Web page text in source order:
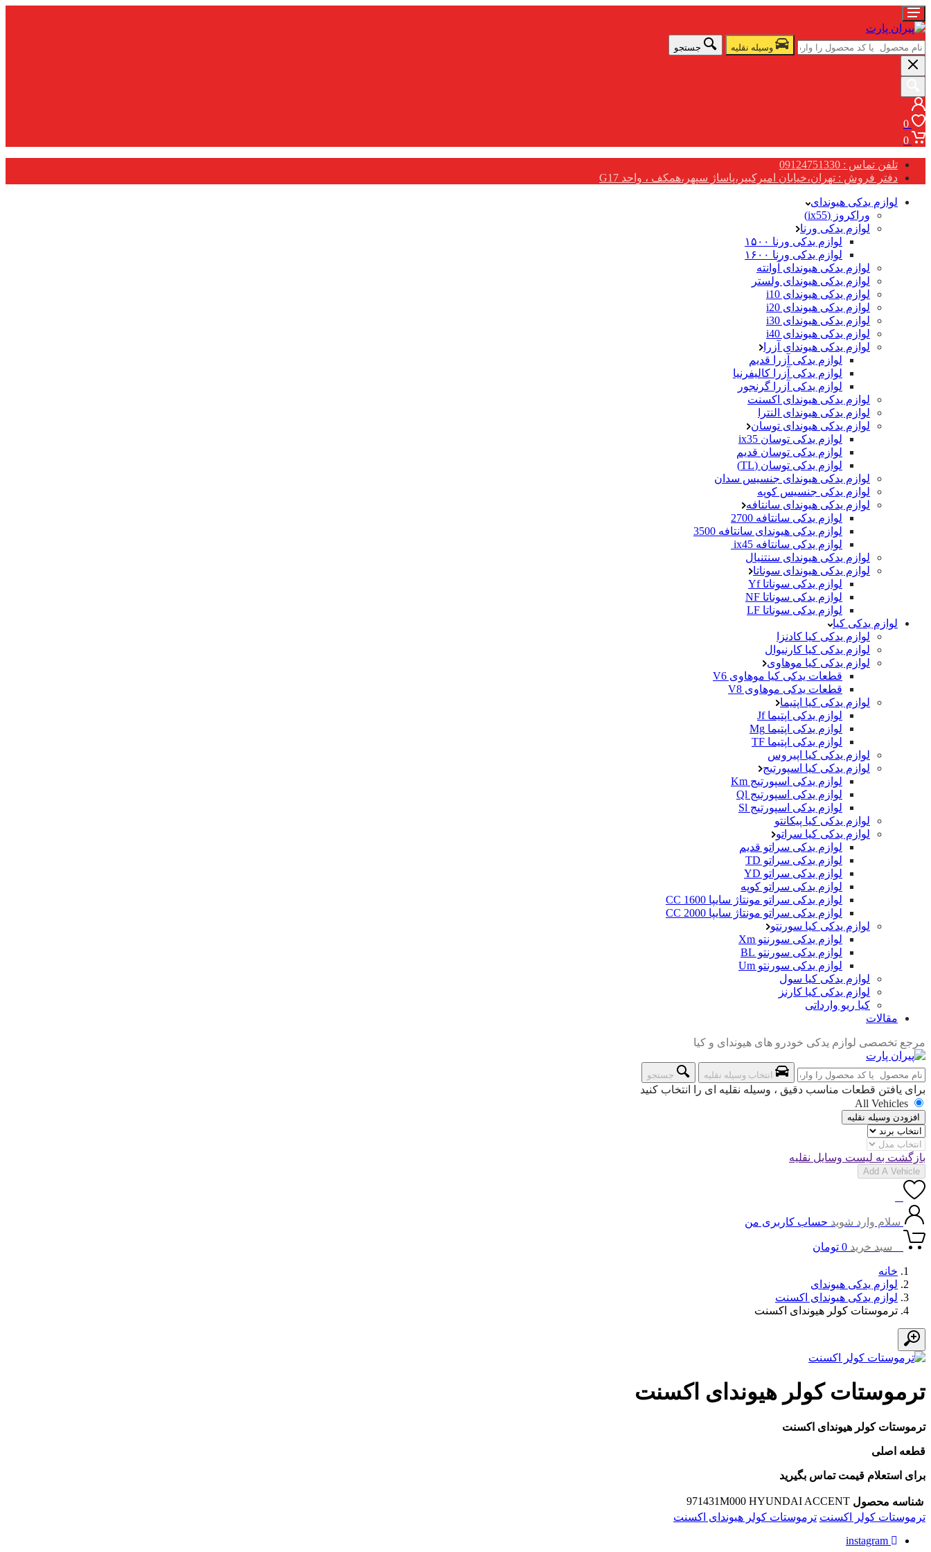
وسیله نقلیه جستجو
0
0
تلفن تماس : 09124751330
دفتر فروش : تهران،خیابان امیرکبیر،پاساژ سپهر،همکف ، واحد G17
لوازم یدکی هیوندای
وراکروز (ix55)
لوازم یدکی ورنا
لوازم یدکی ورنا ۱۵۰۰
لوازم یدکی ورنا ۱۶۰۰
لوازم یدکی هیوندای آوانته
لوازم یدکی هیوندای ولستر
لوازم یدکی هیوندای i10
لوازم یدکی هیوندای i20
لوازم یدکی هیوندای i30
لوازم یدکی هیوندای i40
لوازم یدکی هیوندای آزرا
لوازم یدکی آزرا قدیم
لوازم یدکی آزرا کالیفرنیا
لوازم یدکی آزرا گرنجور
لوازم یدکی هیوندای اکسنت
لوازم یدکی هیوندای النترا
لوازم یدکی هیوندای توسان
لوازم یدکی توسان ix35
لوازم یدکی توسان قدیم
لوازم یدکی توسان (TL)
لوازم یدکی هیوندای جنسیس سدان
لوازم یدکی جنسیس کوپه
لوازم یدکی هیوندای سانتافه
لوازم یدکی سانتافه 2700
لوازم یدکی هیوندای سانتافه 3500
لوازم یدکی سانتافه ix45
لوازم یدکی هیوندای سنتنیال
لوازم یدکی هیوندای سوناتا
لوازم یدکی سوناتا Yf
لوازم یدکی سوناتا NF
لوازم یدکی سوناتا LF
لوازم یدکی کیا
لوازم یدکی کیا کادنزا
لوازم یدکی کیا کارنیوال
لوازم یدکی کیا موهاوی
قطعات یدکی کیا موهاوی V6
قطعات یدکی موهاوی V8
لوازم یدکی کیا اپتیما
لوازم یدکی اپتیما Jf
لوازم یدکی اپتیما Mg
لوازم یدکی اپتیما TF
لوازم یدکی کیا اپیروس
لوازم یدکی کیا اسپورتیج
لوازم یدکی اسپورتیج Km
لوازم یدکی اسپورتیج Ql
لوازم یدکی اسپورتیج Sl
لوازم یدکی کیا پیکانتو
لوازم یدکی کیا سراتو
لوازم یدکی سراتو قدیم
لوازم یدکی سراتو TD
لوازم یدکی سراتو YD
لوازم یدکی سراتو کوپه
لوازم یدکی سراتو مونتاژ سایپا 1600 CC
لوازم یدکی سراتو مونتاژ سایپا 2000 CC
لوازم یدکی کیا سورنتو
لوازم یدکی سورنتو Xm
لوازم یدکی سورنتو BL
لوازم یدکی سورنتو Um
لوازم یدکی کیا سول
لوازم یدکی کیا کارنز
کیا ریو وارداتی
مقالات
مرجع تخصصی لوازم یدکی خودرو های هیوندای و کیا
انتخاب وسیله نقلیه جستجو
برای یافتن قطعات مناسب دقیق ، وسیله نقلیه ای را انتخاب کنید
All Vehicles
افزودن وسیله نقلیه
بازگشت به لیست وسایل نقلیه
Add A Vehicle
سلام وارد شوید حساب کاربری من
سبد خرید 0 تومان
خانه
لوازم یدکی هیوندای
لوازم یدکی هیوندای اکسنت
ترموستات کولر هیوندای اکسنت
ترموستات کولر هیوندای اکسنت
ترموستات کولر هیوندای اکسنت
قطعه اصلی
برای استعلام قیمت تماس بگیرید
شناسه محصول 971431M000 HYUNDAI ACCENT
برچسب:
ترموستات کولر اکسنت ترموستات کولر هیوندای اکسنت
instagram